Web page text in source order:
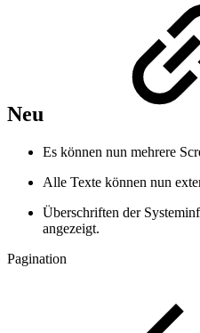
Neu
Es können nun mehrere
Alle Texte können nun
Überschriften der
angezeigt.
Pagination